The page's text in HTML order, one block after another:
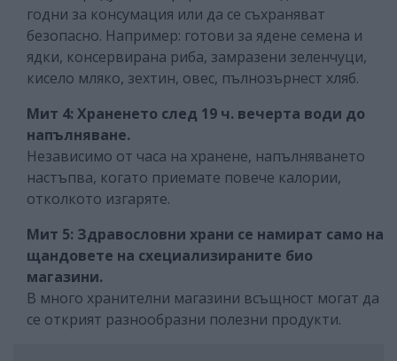
годни за консумация или да се съхраняват
безопасно. Например: готови за ядене семена и
ядки, консервирана риба, замразени зеленчуци,
кисело мляко, зехтин, овес, пълнозърнест хляб.
Мит 4: Храненето след 19 ч. вечерта води до
напълняване.
Независимо от часа на хранене, напълняването
настъпва, когато приемате повече калории,
отколкото изгаряте.
Мит 5: Здравословни храни се намират само на
щандовете на схециализираните био
магазини.
В много хранителни магазини всъщност могат да
се открият разнообразни полезни продукти.